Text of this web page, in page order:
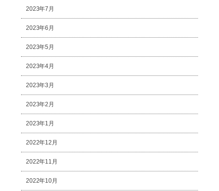
2023年7月
2023年6月
2023年5月
2023年4月
2023年3月
2023年2月
2023年1月
2022年12月
2022年11月
2022年10月